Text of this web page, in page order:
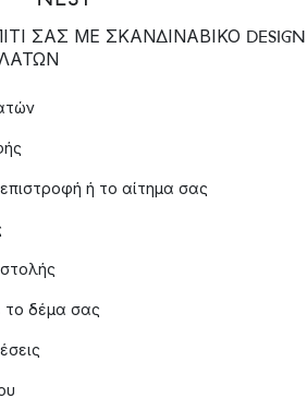
ΣΑΣ ΜΕ ΣΚΑΝΔΙΝΑΒΙΚΟ DESIGN
ή το αίτημα σας
το δέμα σας